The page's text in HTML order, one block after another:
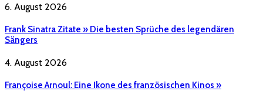
6. August 2026
Frank Sinatra Zitate » Die besten Sprüche des legendären
Sängers
4. August 2026
Françoise Arnoul: Eine Ikone des französischen Kinos »